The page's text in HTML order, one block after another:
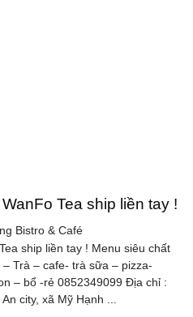
Tea ship liền tay !
Bistro & Café
ship liền tay ! Menu siêu chất
Trà – cafe- trà sữa – pizza-
– bổ -rẻ 0852349099 Địa chỉ :
city, xã Mỹ Hạnh ...